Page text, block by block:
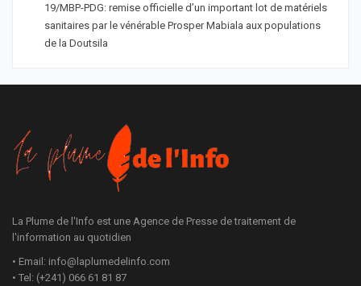
19/MBP-PDG: remise officielle d’un important lot de matériels
sanitaires par le vénérable Prosper Mabiala aux populations
de la Doutsila
La Plume de l'Info est une Agence de Presse de traitement de
l'information au quotidien
• Email: info@laplumedelinfo.com
• Tel: (+241) 066 61 81 87